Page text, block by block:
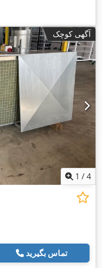
آگهی کوچک
1 /4
تماس بگیرید